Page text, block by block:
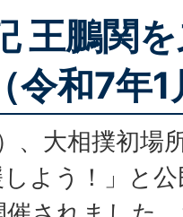
王鵬関
令和7年
、大相撲初場
よう！」と